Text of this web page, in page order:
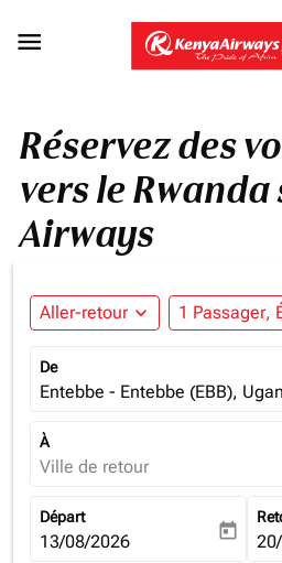

Réservez des
vers le
Airways
Aller-retour expand_more 1 Passager,
De
Entebbe - Entebbe (EBB),
À
Ville de retour
Départ
fc-booking-departure-date-
13/08/2026 today fc-